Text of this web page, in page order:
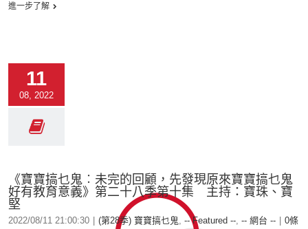
進一步了解
11
08, 2022
《寶寶搞乜鬼︰未完的回顧，先發現原來寶寶搞乜鬼
好有教育意義》第二十八季第十集 主持：寶珠、寶
堅
2022/08/11 21:00:30 (第28季) 寶寶搞乜鬼, -- Featured --, -- 網台 --
0條